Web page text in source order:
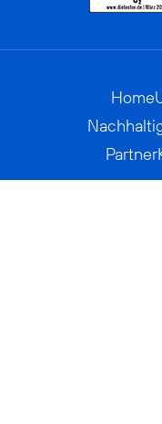
Home
Partner